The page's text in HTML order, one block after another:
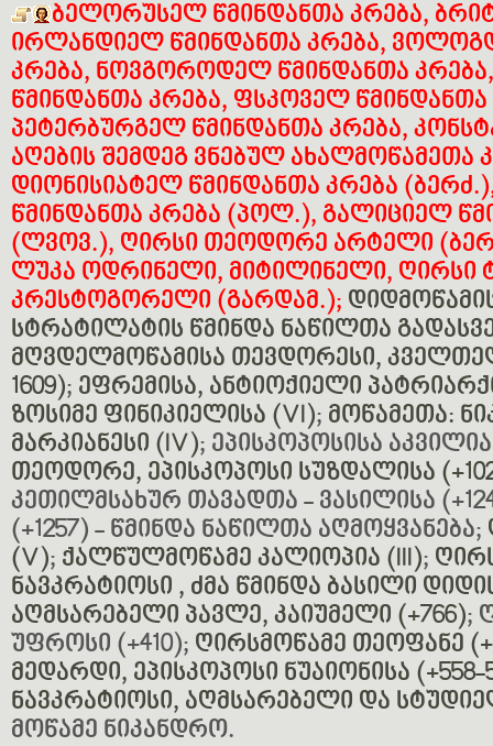
ბელორუსელ წმინდანთა კრება,
ირლანდიელ წმინდანთა კრება,
კრება, ნოვგოროდელ წმინდანთა
წმინდანთა კრება, ფსკოველ წმინდანთა
პეტერბურგელ წმინდანთა კრება,
აღების შემდეგ ვნებულ ახალმოწამეთა
დიონისიატელ წმინდანთა კრება
წმინდანთა კრება (პოლ.), გალიციელ
(ლვოვ.), ღირსი თეოდორე არტელი
ლუკა ოდრინელი, მიტილინელი, ღირსი
კრესტოგორელი (გარდამ.);
სტრატილატის წმინდა ნაწილთა
მღვდელმოწამისა თევდორესი,
1609); ეფრემისა, ანტიოქიელი
ზოსიმე ფინიკიელისა (VI); მოწამეთა:
მარკიანესი (IV); ეპისკოპოსისა
თეოდორე, ეპისკოპოსი სუზდალისა
კეთილმსახურ თავადთა - ვასილისა
(+1257) - წმინდა ნაწილთა აღმოყვანება;
(V); ქალწულმოწამე კალიოპია (III);
ნავკრატიოსი , ძმა წმინდა ბასილი
აღმსარებელი პავლე, კაიუმელი (+766);
უფროსი (+410); ღირსმოწამე თეოფანე
მედარდი, ეპისკოპოსი ნუაიონისა (+558-
ნავკრატიოსი, აღმსარებელი და
მოწამე ნიკანდრო.